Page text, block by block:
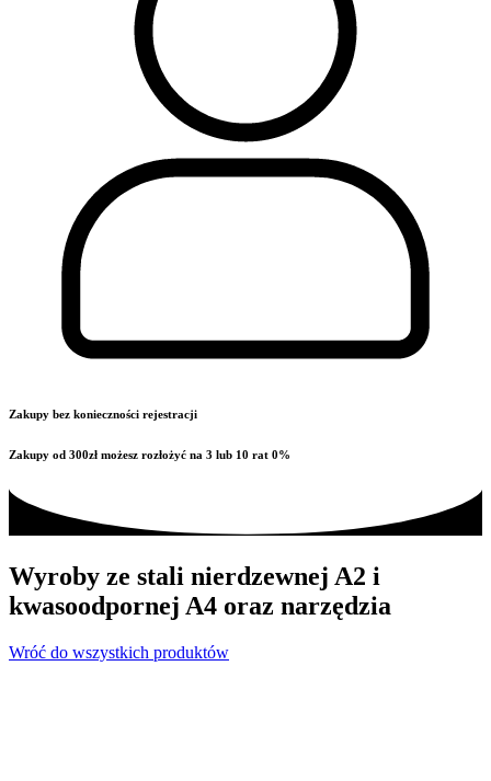
Zakupy bez konieczności rejestracji
Zakupy od 300zł możesz rozłożyć na 3 lub 10 rat 0%
Wyroby ze stali nierdzewnej A2 i
kwasoodpornej A4 oraz narzędzia
Wróć do wszystkich produktów